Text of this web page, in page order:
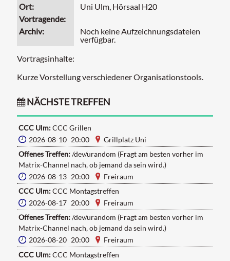
Ort
Uni Ulm, Hörsaal H20
Vortragende
Archiv
Noch keine Aufzeichnungsdateien
verfügbar.
Vortragsinhalte:
Kurze Vorstellung verschiedener Organisationstools.
NÄCHSTE TREFFEN
CCC Ulm:CCC Grillen
2026-08-10 20:00
Grillplatz Uni
Offenes Treffen:/dev/urandom (Fragt am besten vorher im
Matrix-Channel nach, ob jemand da sein wird.)
2026-08-13 20:00
Freiraum
CCC Ulm:CCC Montagstreffen
2026-08-17 20:00
Freiraum
Offenes Treffen:/dev/urandom (Fragt am besten vorher im
Matrix-Channel nach, ob jemand da sein wird.)
2026-08-20 20:00
Freiraum
CCC Ulm:CCC Montagstreffen